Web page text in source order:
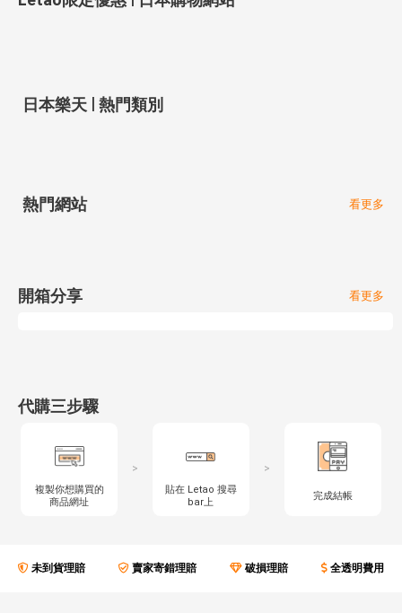
日本樂天 | 熱門類別
熱門網站 看更多
開箱分享 看更多
代購三步驟
複製你想購買的
商品網址
>
貼在 Letao 搜尋
bar上
>
完成結帳
未到貨理賠 賣家寄錯理賠 破損理賠 全透明費用